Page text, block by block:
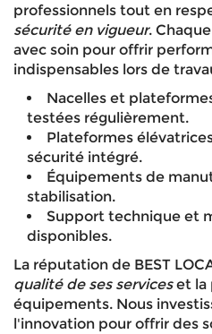
professionnels tout en
sécurité en vigueur.
avec soin pour offrir
indispensables lors de
Nacelles et
testées régulièrement.
Plateformes
sécurité intégré.
Équipements de
stabilisation.
Support technique et
disponibles.
La réputation de BEST
qualité de ses serviceset la
équipements. Nous
l'innovation pour offrir des